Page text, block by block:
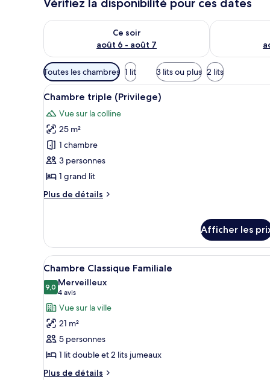
Ce soir
août 6 - août 7
Vérifier la disponibilité pour ce soir août 6 - août 7
Vérifier la
Filtres
disponibles
pour
chambres
Toutes les chambres 1 lit 3 lits ou plus 2 lits
Afficher
toutes
les
photos
pour
ce
type
chambre :
(Privilege)
Une chambre à coucher
4
Chambre triple (Privilege)
Vue sur la colline
25 m²
1 chambre
3 personnes
1 grand lit
Plus de détails
Plus
triple
(Privilege)
Afficher les
Afficher
toutes
les
photos
pour
ce
type
de
chambre :
Une chambre d’hôtel avec
6
Chambre Classique Familiale
9,09,0 sur 10
Merveilleux
4 avis
(4 avis)
Vue sur la ville
21 m²
5 personnes
1 lit double et 2 lits jumeaux
Plus de détails
Plus